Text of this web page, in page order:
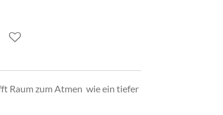
Raum zum Atmen wie ein tiefer